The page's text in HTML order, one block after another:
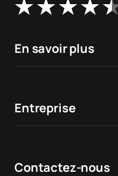
En savoir plus
Entreprise
Contactez-nous